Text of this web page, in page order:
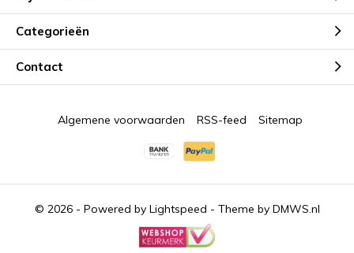
Categorieën
Contact
© 2026 - Powered by Lightspeed - Theme by DMWS.nl
Algemene voorwaarden RSS-feed Sitemap